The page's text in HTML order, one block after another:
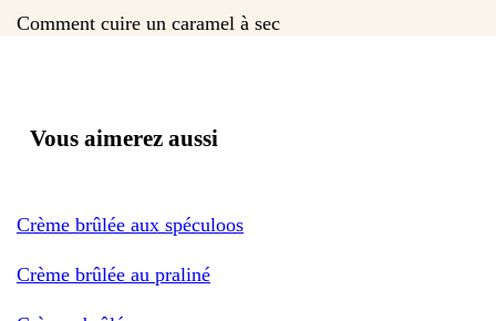
Comment cuire un caramel à sec
Vous aimerez aussi
Crème brûlée aux spéculoos
Crème brûlée au praliné